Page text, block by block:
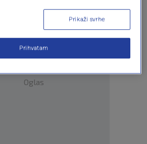
Oglas
Prikaži svrhe
Prihvatam